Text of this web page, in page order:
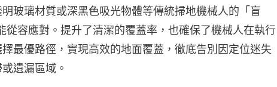
玻璃材質或深黑色吸光物體等傳統掃地機械人的「盲
從容應對。提升了清潔的覆蓋率，也確保了機械人在執行
最優路徑，實現高效的地面覆蓋，徹底告別因定位迷失
遺漏區域。